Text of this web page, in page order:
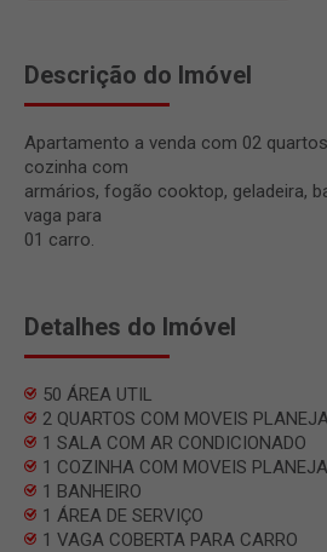
Descrição do Imóvel
Apartamento a venda com 02
cozinha com
armários, fogão cooktop, geladeira,
vaga para
01 carro.
Detalhes do Imóvel
50 ÁREA UTIL
2 QUARTOS COM MOVEIS
1 SALA COM AR CONDICIONADO
1 COZINHA COM MOVEIS
1 BANHEIRO
1 ÁREA DE SERVIÇO
1 VAGA COBERTA PARA CARRO